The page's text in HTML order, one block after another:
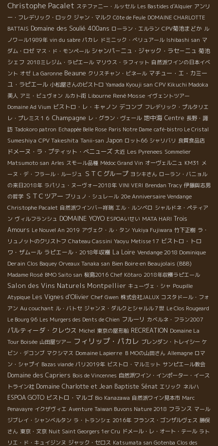
Christophe Pacalet ステファニー・ルッセル Les Bastides d'Alquier アンリ
ー・フレデリック・ロック ジャン・マルク Côte de Feule DOMAINE CHARLOTTE
BATTAIS Domaine des Soulié 400ans ローラン・エルラン CPV菊池まどか ル
ノワール1989年 vin du sabre パカレ ドミニック・べリュアール Ishibashi san マ
ダム・ロゼ マス・ド・モンペール シャンパ－ニュ・ジャック・ラセ－ニュ 菊池
シェフ 2018ミレジム・ラピエール マリウス・ラフィット 自然派ワインの日本イベ
ント オゼ La Garonne Beaune クリスチャン・ビネール マチュー・エ・カミー
ユ・ラピエール 小松屋さんのビストロ Yamada Kyouji san CPV Kikuchi Madoka
美人 アミ・ビュヴォン ルカト街 Libourne René Mosse イヴェントツアー
Domaine Ad Vium ビストロ・レ・キャノン デコンブ フレデリック・プルタリエ
レ・プレミス１６ Champagne レ・グラン・ヴェール 地中海 Centre 長野・諏
訪 Tadokoro patron Echappée Belle Rose Paris Notre Dame café-bistro Le Cristal
Sumeshiya CPV Takeshita Tanii-san Japon ロット66 シャリバリ 良質食品店
ドメーヌ・ラ・プティット・べニューズ 大近 Les Pyrenees Sommelier
Matsumoto san Arles スモール品種 Médoc Grand Vin オーヴェルニュ KM31 メ
ーヌ・デ・フラール・ルージュ ＳＴＣグループ ヨシキさん ローラン・バニョル
の来日2018年 ラパリュ・ヌーヴォー2018年 VINI VERI Brendan Tracy 伊藤與志男
の哲学 ＳＴＣツアー ブリュノ・シュレール 20e Anniversaire Vendange
Christophe Pacalet 自然派ワインバー祥瑞 エル・ルンベロ シャルドネ・ペティア
ン ヴィルフランシュ DOMAINE YOYO ESPOAいせい MATA HARI Trois
Amours Le Nouvel An 2019 アヴェク・ル・タン Yukiya Fujiwara 竹下正樹 ラ・
リュノットのクリストフ Chateau Cassini Yaoyu Metisse 17 ビストロ・トロ
ワ・ザムール ラピエール・2018年収穫 La Loire Vendange 2018 Dominique
Derain Clos Baquey Orveaux Tanaka san Bien Boire en Beaujolais (BBB)
Madame Rosé BMO Saito san 桜島2016 Chef Kôtaro 2018年収穫ラピエール
Salon des Vins Naturels Montpellier キューヴェ・シャ Poupille
Atypique Les Vignes d'Olivier Chef Gwen 株式会社JALUX コスタドール・フォ
アン Au couchant ル・バトセ ジャンヌ・ダルクとシャルル７世 Le Clos Rougeard
Le Bourg 96 Les Murgers des Dents de Chien フルーリ カベルネ・フラン2007
パルティーダ・クレウス Michel 東京の屋形船 RECREATION Domaine La
Tour Boisée 山田屋ツアー フィリップ・パカレ ブレンダン・トレイシー ケ
ビン・デコンブ マクシマス Domaine Lapierre ＢＭОの山田さん Allemagne ロマ
ン・シャプイ Bazas viande パリ2019年 ビストロ・マルミット サンピエール教会
Domaine des Capriers Bois de Vincennes 自然派ワイン・インポーター・イース
トライン社 Domaine Charlotte et Jean Baptiste Sénat エリック ネルハ
ESPOA GOTO ビストロ・マルゴ Bio Kanazawa 自然派ワイン見本市 Marc
Penavayre イクザヴィエ Aventure Taiwan Buvons Nature 2018 フランス マール
ジブレイ・シャンベルタン ラ・トランシェ 2016年 フランス・ゴンザルヴェス 勝俣
さん 東京・文京 Nuit Saint Georgers 1er Cru ドメール・レ・オート・テール ラト
リエ・ド・キュイジンヌ ジャック・セロス Katsumata san Gotenba Clos des